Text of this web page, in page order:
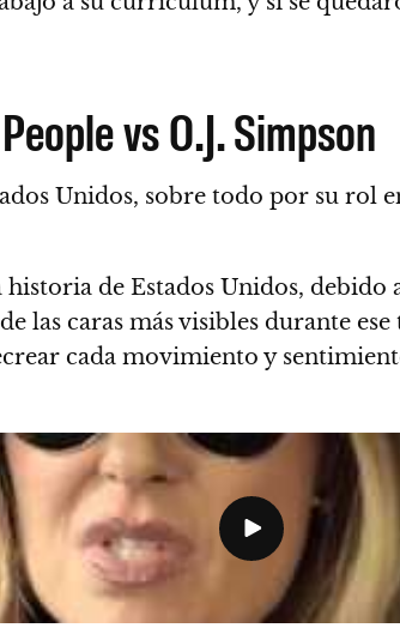
vs O.J. Simpson
Unidos, sobre todo por su rol
historia de Estados Unidos,
las caras más visibles durante
cada movimiento y